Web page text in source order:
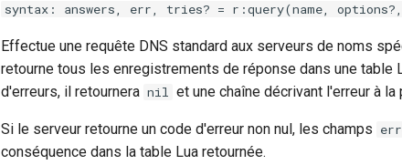
syntax: answers, err, tries? = r:query(name,
Effectue une requête DNS standard aux serveurs de noms
retourne tous les enregistrements de réponse dans une table
d'erreurs, il retournera nil et une chaîne décrivant l'erreur à la
Si le serveur retourne un code d'erreur non nul, les champs
conséquence dans la table Lua retournée.